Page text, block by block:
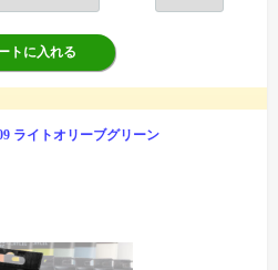
トに入れる
ライトオリーブグリーン